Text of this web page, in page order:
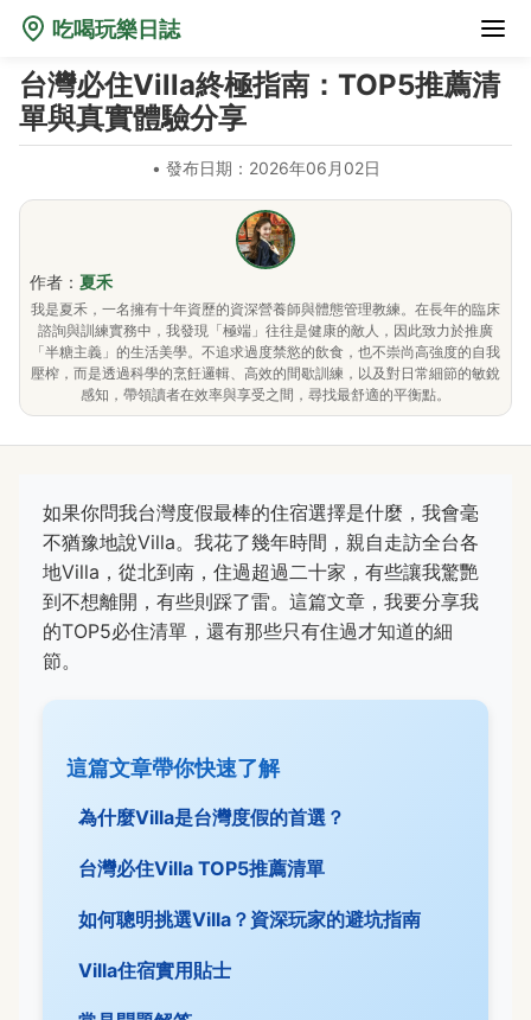
吃喝玩樂日誌
台灣必住Villa終極指南：TOP5推薦清
單與真實體驗分享
• 發布日期：2026年06月02日
作者： 夏禾
我是夏禾，一名擁有十年資歷的資深營養師與體態管理教練。在長年的臨床
諮詢與訓練實務中，我發現「極端」往往是健康的敵人，因此致力於推廣
「半糖主義」的生活美學。不追求過度禁慾的飲食，也不崇尚高強度的自我
壓榨，而是透過科學的烹飪邏輯、高效的間歇訓練，以及對日常細節的敏銳
感知，帶領讀者在效率與享受之間，尋找最舒適的平衡點。
如果你問我台灣度假最棒的住宿選擇是什麼，我會毫
不猶豫地說Villa。我花了幾年時間，親自走訪全台各
地Villa，從北到南，住過超過二十家，有些讓我驚艷
到不想離開，有些則踩了雷。這篇文章，我要分享我
的TOP5必住清單，還有那些只有住過才知道的細
節。
這篇文章帶你快速了解
為什麼Villa是台灣度假的首選？
台灣必住Villa TOP5推薦清單
如何聰明挑選Villa？資深玩家的避坑指南
Villa住宿實用貼士